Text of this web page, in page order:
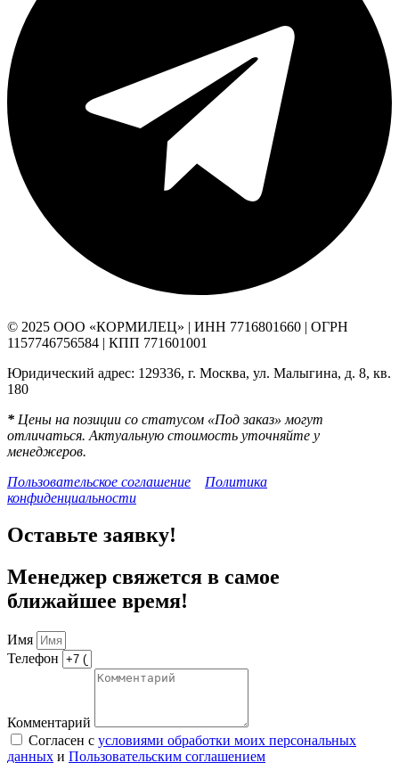
© 2025 ООО «КОРМИЛЕЦ» | ИНН 7716801660 | ОГРН
1157746756584 | КПП 771601001
Юридический адрес: 129336, г. Москва, ул. Малыгина, д. 8, кв.
180
* Цены на позиции со статусом «Под заказ» могут
отличаться. Актуальную стоимость уточняйте у
менеджеров.
Пользовательское соглашение
Политика
конфиденциальности
Оставьте заявку!
Менеджер свяжется в самое
ближайшее время!
Имя
Телефон
Комментарий
Согласен с условиями обработки моих персональных
данных и Пользовательским соглашением